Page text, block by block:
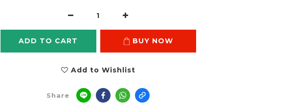
ADD TO CART BUY NOW
Add to Wishlist
Share